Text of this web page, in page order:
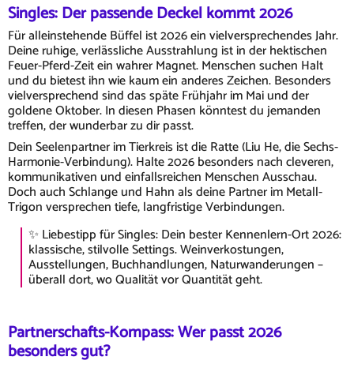
Singles: Der passende Deckel kommt 2026
Für alleinstehende Büffel ist 2026 ein vielversprechendes Jahr.
Deine ruhige, verlässliche Ausstrahlung ist in der hektischen
Feuer-Pferd-Zeit ein wahrer Magnet. Menschen suchen Halt
und du bietest ihn wie kaum ein anderes Zeichen. Besonders
vielversprechend sind das späte Frühjahr im Mai und der
goldene Oktober. In diesen Phasen könntest du jemanden
treffen, der wunderbar zu dir passt.
Dein Seelenpartner im Tierkreis ist die Ratte (Liu He, die Sechs-
Harmonie-Verbindung). Halte 2026 besonders nach cleveren,
kommunikativen und einfallsreichen Menschen Ausschau.
Doch auch Schlange und Hahn als deine Partner im Metall-
Trigon versprechen tiefe, langfristige Verbindungen.
✨ Liebestipp für Singles: Dein bester Kennenlern-Ort 2026:
klassische, stilvolle Settings. Weinverkostungen,
Ausstellungen, Buchhandlungen, Naturwanderungen –
überall dort, wo Qualität vor Quantität geht.
Partnerschafts-Kompass: Wer passt 2026
besonders gut?